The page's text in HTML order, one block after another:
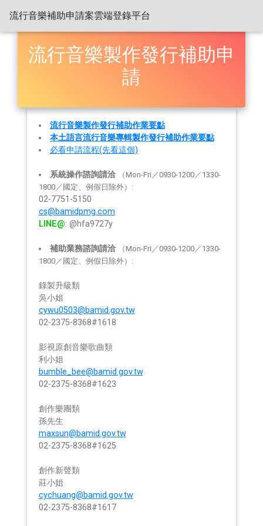
流行音樂補助申請案雲端登錄平台
流行音樂製作發行補助申
請
流行音樂製作發行補助作業要點
本土語言流行音樂專輯製作發行補助作業要點
必看申請流程(先看這個)
系統操作諮詢請洽
（Mon-Fri／0930-1200／1330-
1800／國定、例假日除外）:
02-7751-5150
cs@bamidpmg.com
LINE@: @hfa9727y
補助業務諮詢請洽
（Mon-Fri／0930-1200／1330-
1800／國定、例假日除外）:
錄製升級類
吳小姐
cywu0503@bamid.gov.tw
02-2375-8368#1618
影視原創音樂歌曲類
利小姐
bumble_bee@bamid.gov.tw
02-2375-8368#1623
創作樂團類
孫先生
maxsun@bamid.gov.tw
02-2375-8368#1625
創作新聲類
莊小姐
cychuang@bamid.gov.tw
02-2375-8368#1617